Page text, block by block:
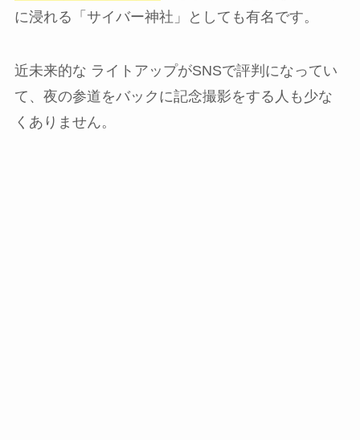
に浸れる「サイバー神社」としても有名です。
近未来的な ライトアップがSNSで評判になってい
て、夜の参道をバックに記念撮影をする人も少な
くありません。